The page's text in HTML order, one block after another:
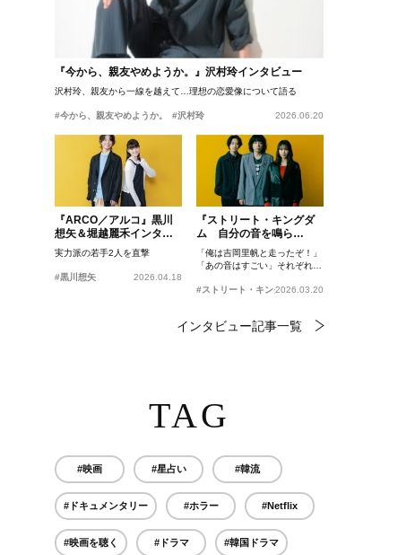
『今から、親友やめようか。』沢村玲インタビュー
沢村玲、親友から一線を越えて…理想の恋愛像について語る
#今から、親友やめようか。 #沢村玲 2026.06.20
『ARCO／アルコ』黒川
想矢＆堀越麗禾インタビ
ュー
実力派の若手2人を直撃
#黒川想矢 2026.04.18
『ストリート・キングダ
ム 自分の音を鳴ら
せ。』峯田和伸、若葉竜
也、吉岡里帆インタビュ
ー
「俺は吉岡里帆と走ったぞ！」
「あの音はすごい」それぞれの
#ストリート・キングダム 自分の音を鳴らせ。
2026.03.20
インタビュー記事一覧
TAG
#映画 #星占い #韓流
#ドキュメンタリー #ホラー #Netflix
#映画を聴く #ドラマ #韓国ドラマ